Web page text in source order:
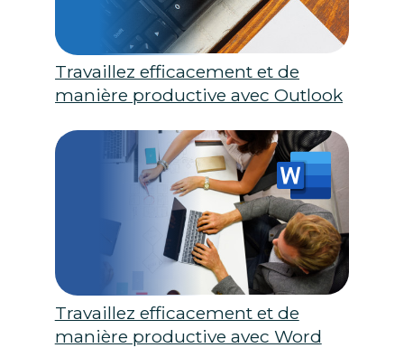
Travaillez efficacement et de
manière productive avec Outlook
Travaillez efficacement et de
manière productive avec Word